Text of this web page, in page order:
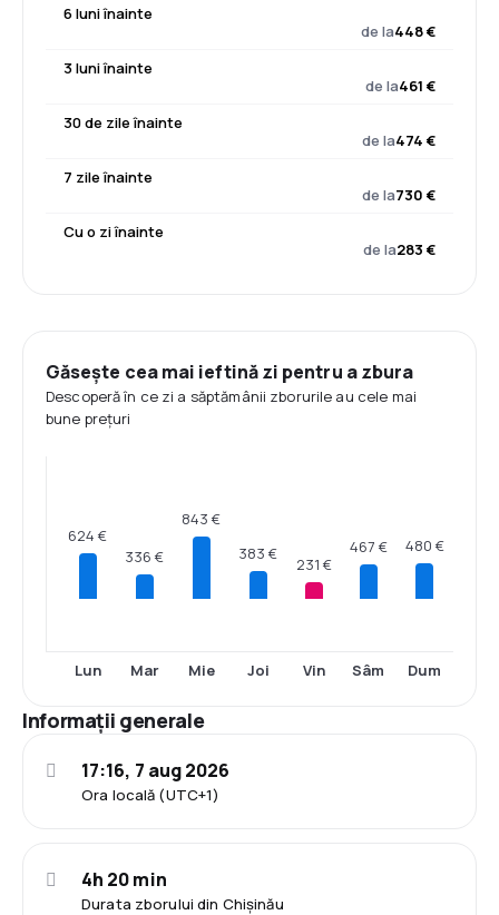
6 luni înainte
de la448 €
3 luni înainte
de la461 €
30 de zile înainte
de la474 €
7 zile înainte
de la730 €
Cu o zi înainte
de la283 €
Găsește cea mai ieftină zi pentru a zbura
Descoperă în ce zi a săptămânii zborurile au cele mai
bune prețuri
624 €
Lun
336 €
Mar
843 €
Mie
383 €
Joi
231 €
Vin
467 €
Sâm
480 €
Dum
Informații generale
Ora locală (UTC+1)
17:16, 7 aug 2026
Durata zborului din Chișinău
4h 20 min